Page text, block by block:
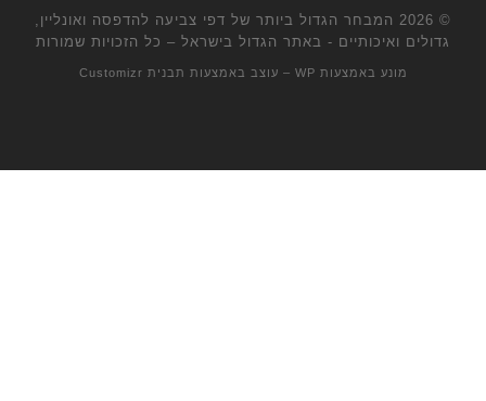
© 2026
המבחר הגדול ביותר של דפי צביעה להדפסה ואונליין,
גדולים ואיכותיים - באתר הגדול בישראל – כל הזכויות שמורות
מונע באמצעות WP – עוצב באמצעות תבנית Customizr